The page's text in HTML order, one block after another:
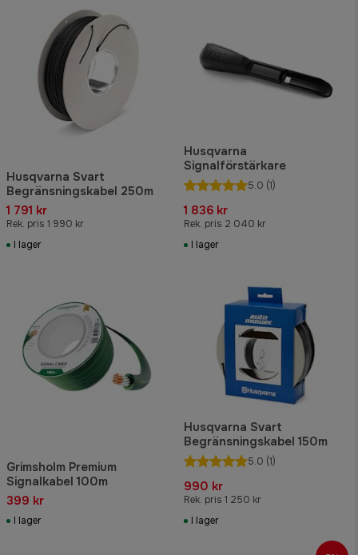
Husqvarna Svart
Begränsningskabel 250m
1 791 kr
Rek. pris 1 990 kr
I lager
Husqvarna
Signalförstärkare
5.0 (1)
1 836 kr
Rek. pris 2 040 kr
I lager
Grimsholm Premium
Signalkabel 100m
399 kr
I lager
Husqvarna Svart
Begränsningskabel 150m
5.0 (1)
990 kr
Rek. pris 1 250 kr
I lager